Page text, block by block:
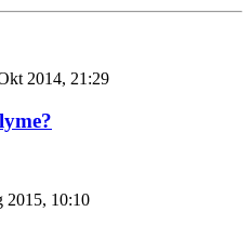
2014, 21:29
2015, 10:10